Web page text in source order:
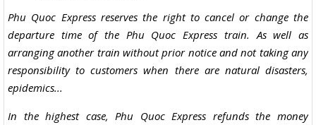
Phu Quoc Express reserves the right to cancel or change the
departure time of the Phu Quoc Express train. As well as
arranging another train without prior notice and not taking any
responsibility to customers when there are natural disasters,
epidemics...
In the highest case, Phu Quoc Express refunds the money